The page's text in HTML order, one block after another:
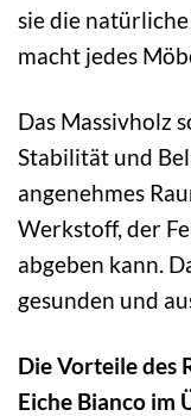
sie die
macht jedes
Das Massivholz
Stabilität und
angenehmes
Werkstoff, der
abgeben kann.
gesunden und
Die Vorteile des
Eiche Bianco im